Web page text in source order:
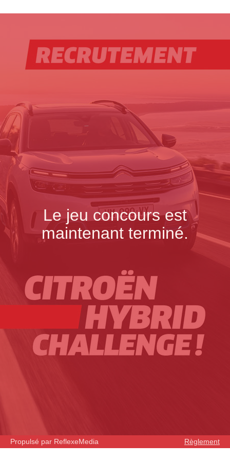
Le jeu concours est
maintenant terminé.
Propulsé par ReflexeMedia Règlement